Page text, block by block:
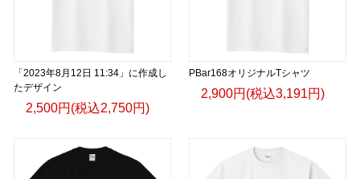
「2023年8月12日 11:34」に作成し
たデザイン
2,500円(税込2,750円)
PBar168オリジナルTシャツ
2,900円(税込3,191円)